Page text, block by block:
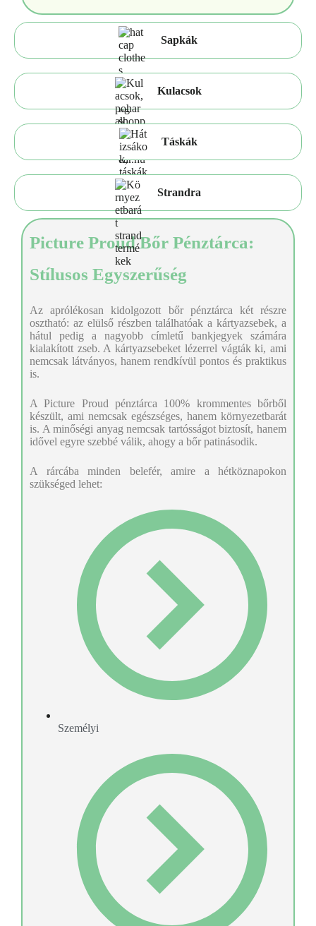
Sapkák
Kulacsok
Táskák
Strandra
Picture Proud Bőr Pénztárca:
Stílusos Egyszerűség
Az aprólékosan kidolgozott bőr pénztárca két részre
osztható: az elülső részben találhatóak a kártyazsebek, a
hátul pedig a nagyobb címletű bankjegyek számára
kialakított zseb. A kártyazsebeket lézerrel vágták ki, ami
nemcsak látványos, hanem rendkívül pontos és praktikus
is.
A Picture Proud pénztárca 100% krommentes bőrből
készült, ami nemcsak egészséges, hanem környezetbarát
is. A minőségi anyag nemcsak tartósságot biztosít, hanem
idővel egyre szebbé válik, ahogy a bőr patinásodik.
A rárcába minden belefér, amire a hétköznapokon
szükséged lehet:
Személyi